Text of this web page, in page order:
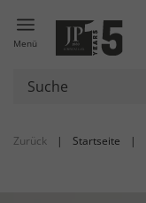
Menü
Zurück | Startseite |